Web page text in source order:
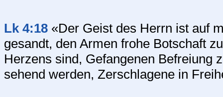
Lk 4:18 «Der Geist des Herrn ist auf
gesandt, den Armen frohe Botschaft
Herzens sind, Gefangenen Befreiung
sehend werden, Zerschlagene in